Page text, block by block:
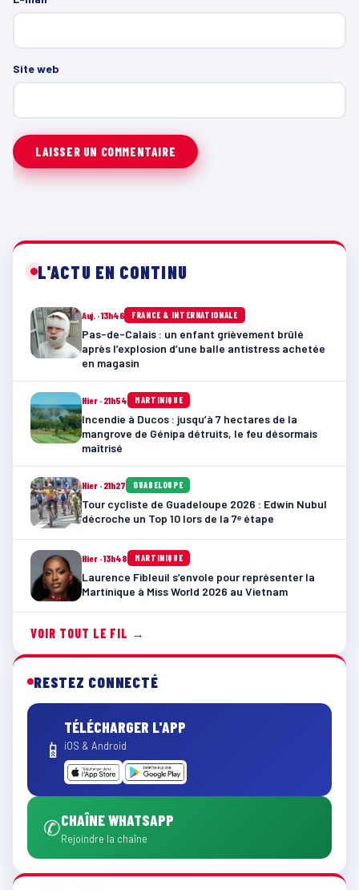
Site web
L'ACTU EN CONTINU
Auj. · 13h46 FRANCE & INTERNATIONALE
Pas-de-Calais : un enfant grièvement brûlé
après l’explosion d’une balle antistress achetée
en magasin
Hier · 21h54 MARTINIQUE
Incendie à Ducos : jusqu’à 7 hectares de la
mangrove de Génipa détruits, le feu désormais
maîtrisé
Hier · 21h27 GUADELOUPE
Tour cycliste de Guadeloupe 2026 : Edwin Nubul
décroche un Top 10 lors de la 7ᵉ étape
Hier · 13h48 MARTINIQUE
Laurence Fibleuil s’envole pour représenter la
Martinique à Miss World 2026 au Vietnam
VOIR TOUT LE FIL →
RESTEZ CONNECTÉ
📱
TÉLÉCHARGER L'APP
iOS & Android
✆CHAÎNE WHATSAPP
Rejoindre la chaîne